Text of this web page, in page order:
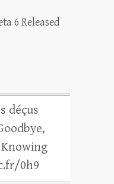
6 Released
déçus
Knowing
0h9